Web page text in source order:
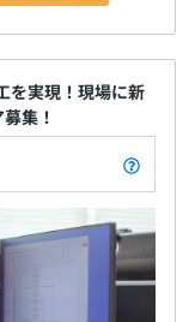
を実現！現場に新
集！